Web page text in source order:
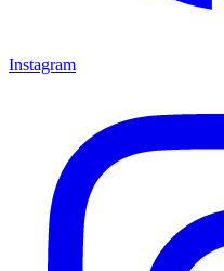
Instagram